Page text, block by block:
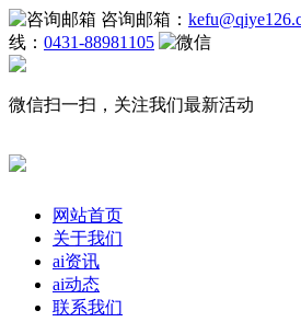
咨询邮箱：
线： 0431-88981105
微信扫一扫，关注我们最新活动
网站首页
关于我们
ai资讯
ai动态
联系我们